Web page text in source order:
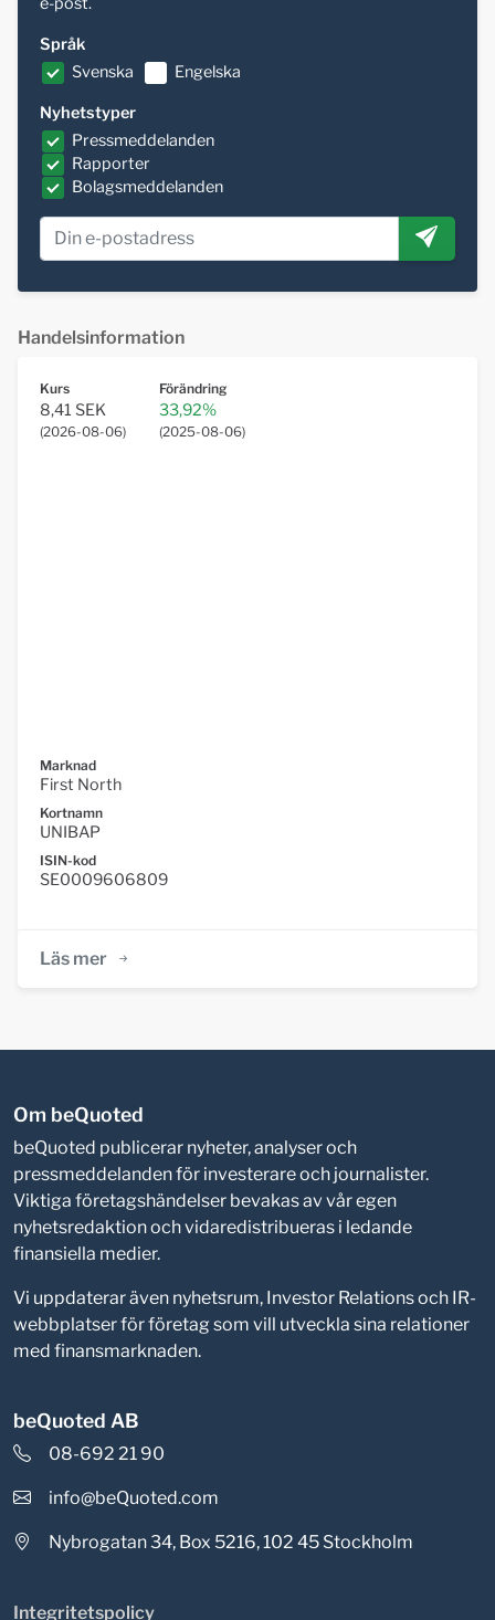
Språk
Svenska
Engelska
Nyhetstyper
Pressmeddelanden
Rapporter
Bolagsmeddelanden
Handelsinformation
Kurs
8,41 SEK
(2026-08-06)
Förändring
33,92%
(2025-08-06)
Marknad
First North
Kortnamn
UNIBAP
ISIN-kod
SE0009606809
Läs mer
Om beQuoted
beQuoted publicerar nyheter, analyser och
pressmeddelanden för investerare och journalister.
Viktiga företagshändelser bevakas av vår egen
nyhetsredaktion och vidaredistribueras i ledande
finansiella medier.
Vi uppdaterar även nyhetsrum, Investor Relations och IR-
webbplatser för företag som vill utveckla sina relationer
med finansmarknaden.
beQuoted AB
08-692 21 90
info@beQuoted.com
Nybrogatan 34, Box 5216, 102 45 Stockholm
Integritetspolicy